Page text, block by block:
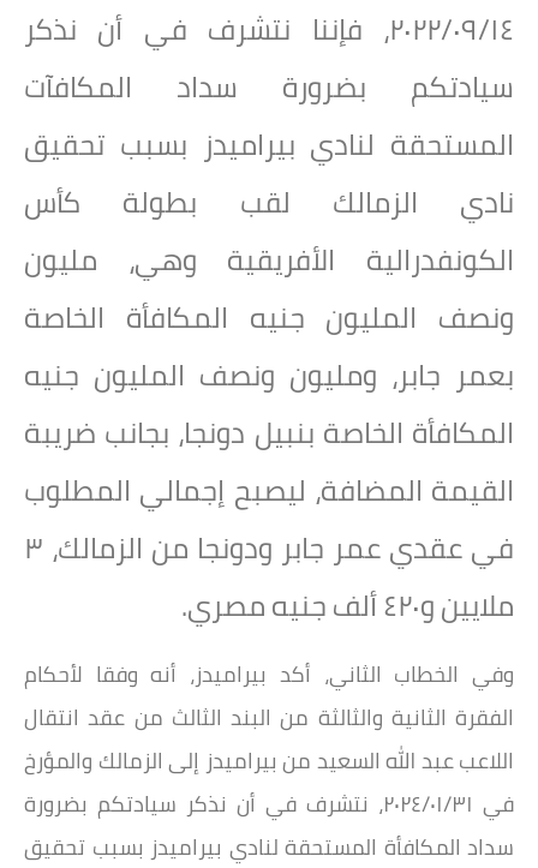
٢٠٢٢/٠٩/١٤، فإننا نتشرف في أن نذكر
سيادتكم بضرورة سداد المكافآت
المستحقة لنادي بيراميدز بسبب تحقيق
نادي الزمالك لقب بطولة كأس
الكونفدرالية الأفريقية وهي، مليون
ونصف المليون جنيه المكافأة الخاصة
بعمر جابر، ومليون ونصف المليون جنيه
المكافأة الخاصة بنبيل دونجا، بجانب ضريبة
القيمة المضافة، ليصبح إجمالي المطلوب
في عقدي عمر جابر ودونجا من الزمالك، ٣
ملايين و٤٢٠ ألف جنيه مصري.
وفي الخطاب الثاني، أكد بيراميدز، أنه وفقا لأحكام
الفقرة الثانية والثالثة من البند الثالث من عقد انتقال
اللاعب عبد الله السعيد من بيراميدز إلى الزمالك والمؤرخ
في ٢٠٢٤/۰۱/۳۱، نتشرف في أن نذكر سيادتكم بضرورة
سداد المكافأة المستحقة لنادي بيراميدز بسبب تحقيق